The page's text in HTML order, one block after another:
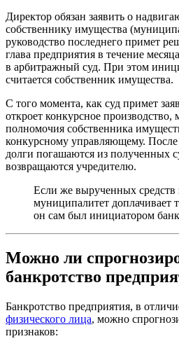
Директор обязан заявить о
собственнику имущества
руководство последнего примет
глава предприятия в течение
в арбитражный суд. При этом
считается собственник имущества.
С того момента, как суд примет
откроет конкурсное производство,
полномочия собственника
конкурсному управляющему.
долги погашаются из полученных
возвращаются учредителю.
Если же вырученных средств
муниципалитет доплачивает
он сам был инициатором
Можно ли
банкротство
Банкротство предприятия, в
физического лица, можно
признаков: